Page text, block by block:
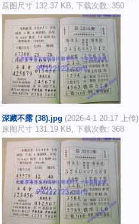
原图尺寸 132.37 KB, 下载次数: 350
深藏不露 (38).jpg (2026-4-1 20:17 上传)
原图尺寸 131.19 KB, 下载次数: 368